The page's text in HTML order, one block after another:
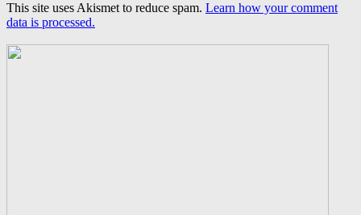
This site uses Akismet to reduce spam. Learn how your comment
data is processed.